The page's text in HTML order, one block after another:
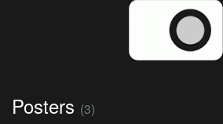
Posters (3)